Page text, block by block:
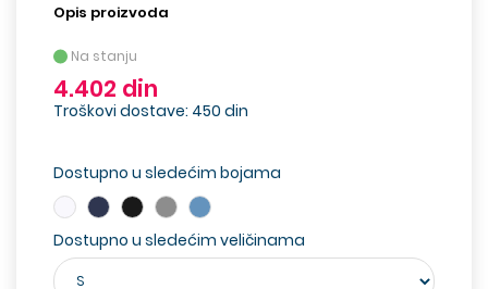
Opis proizvoda
Na stanju
4.402 din
Troškovi dostave: 450 din
Dostupno u sledećim bojama
Dostupno u sledećim veličinama